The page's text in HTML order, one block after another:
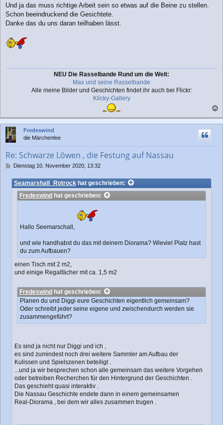
a
g
Und ja das muss richtige Arbeit sein so etwas auf die Beine zu stellen.
Schon beeindruckend die Gesichtete.
Danke das du uns daran teilhaben lässt.
NEU Die Rasselbande Rund um die Welt:
Max und seine Rasselbande
Alle meine Bilder und Geschichten findet ihr auch bei Flickr:
Klicky-Gallery
a
c
Fredeswind
die Märchenfee
Re: Schwarze Löwen , die Festung auf Nassau
B
i
t
Dienstag 10. November 2020, 13:32
Seamarshall_Rotrockhat geschrieben:
Fredeswindhat geschrieben:
Hallo Seemarschall,
und wie handhabst du das mit deinem Diorama? Wieviel Platz hast
du zum Aufbauen?
einen Tisch mit 2 m2,
und einige Regalfächer mit ca. 1,5 m2
Fredeswindhat geschrieben:
Planen du und Diggi eure Geschichten eigentlich gemeinsam?
Oder schreibt jeder seine eigene und zwischendurch werden sie
zusammengeführt?
Es sind ja nicht nur Diggi und ich ,
es sind zumindest noch drei weitere Sammler am Aufbau der
Kulissen und Spielszenen beteiligt .
...und ja wir besprechen schon alle gemeinsam das weitere Vorgehen
oder betreiben Recherchen für den Hintergrund der Geschichten .
Das geschieht quasi interaktiv .
Die Nassau Geschichte endete dann in einem gemeinsamen
Real-Diorama , bei dem wir alles zusammen trugen .